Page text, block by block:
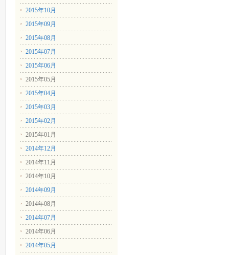
2015年10月
2015年09月
2015年08月
2015年07月
2015年06月
2015年05月
2015年04月
2015年03月
2015年02月
2015年01月
2014年12月
2014年11月
2014年10月
2014年09月
2014年08月
2014年07月
2014年06月
2014年05月